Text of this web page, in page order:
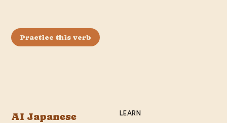
Practice this verb
AI Japanese
LEARN